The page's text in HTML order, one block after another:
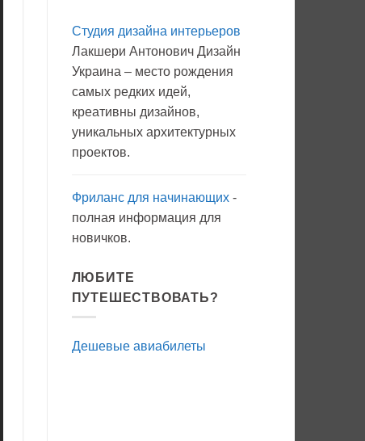
Вода
мылом
на
прогулку
антисептик.
Студия дизайна интерьеров
Лакшери Антонович Дизайн
Украина – место рождения
самых редких идей,
креативны дизайнов,
уникальных архитектурных
проектов.
Фриланс для начинающих-
полная информация для
новичков.
ЛЮБИТЕ
ПУТЕШЕСТВОВАТЬ?
Дешевые авиабилеты